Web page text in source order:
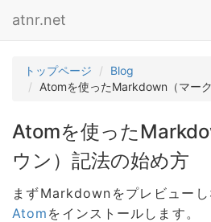
atnr.net
トップページ
Blog
Atomを使ったMarkdown（マー
Atomを使った
ウン）記法の始め方
まずMarkdownをプレビュー
Atom をインストールします。